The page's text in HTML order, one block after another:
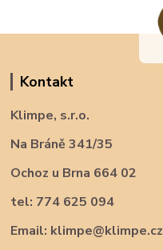
Kontakt
Klimpe, s.r.o.
Na Bráně 341/35
Ochoz u Brna 664 02
tel: 774 625 094
Email: klimpe@klimpe.cz